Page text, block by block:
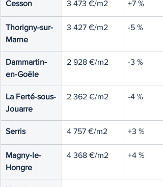
Cesson 3 473 €/m2 +7 %
Thorigny-sur-
Marne
3 427 €/m2 -5 %
Dammartin-
en-Goële
2 928 €/m2 -3 %
La Ferté-sous-
Jouarre
2 362 €/m2 -4 %
Serris 4 757 €/m2 +3 %
Magny-le-
Hongre
4 368 €/m2 +4 %